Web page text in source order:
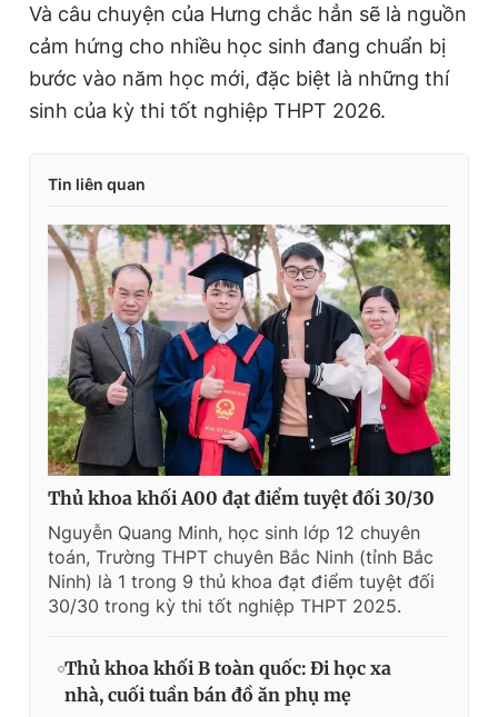
Và câu chuyện của Hưng chắc hẳn sẽ là nguồn
cảm hứng cho nhiều học sinh đang chuẩn bị
bước vào năm học mới, đặc biệt là những thí
sinh của kỳ thi tốt nghiệp THPT 2026.
Tin liên quan
Thủ khoa khối A00 đạt điểm tuyệt đối 30/30
Nguyễn Quang Minh, học sinh lớp 12 chuyên
toán, Trường THPT chuyên Bắc Ninh (tỉnh Bắc
Ninh) là 1 trong 9 thủ khoa đạt điểm tuyệt đối
30/30 trong kỳ thi tốt nghiệp THPT 2025.
Thủ khoa khối B toàn quốc: Đi học xa
nhà, cuối tuần bán đồ ăn phụ mẹ